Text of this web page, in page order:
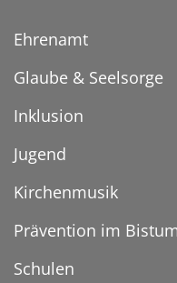
Ehrenamt
Glaube & Seelsorge
Inklusion
Jugend
Kirchenmusik
Prävention im
Schulen